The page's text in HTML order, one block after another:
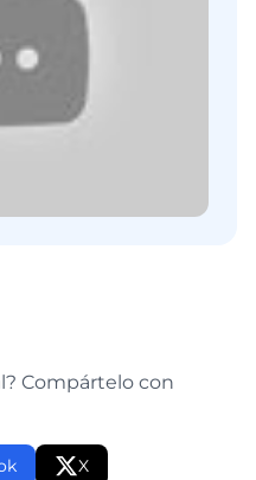
Compártelo con
X